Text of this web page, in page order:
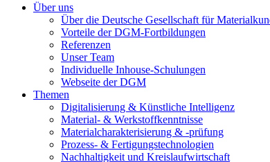
Über uns
Über die Deutsche Gesellschaft für
Vorteile der DGM-Fortbildungen
Referenzen
Unser Team
Individuelle Inhouse-Schulungen
Webseite der DGM
Themen
Digitalisierung & Künstliche Intelligenz
Material- & Werkstoffkenntnisse
Materialcharakterisierung & -prüfung
Prozess- & Fertigungstechnologien
Nachhaltigkeit und Kreislaufwirtschaft